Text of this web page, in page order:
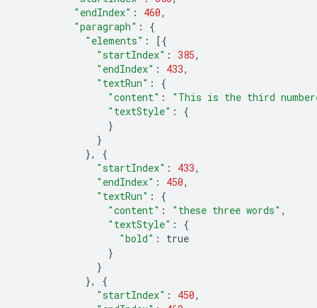
"endIndex" : 460,
"paragraph" :
{
"elements" :
[{
"startIndex" : 385,
"endIndex" : 433,
"textRun" :
{
"content" :
"This is the third
"textStyle" :
{
}
}
},
{
"startIndex" : 433,
"endIndex" : 450,
"textRun" :
{
"content" : "these three words" ,
"textStyle" :
{
"bold" :
true
}
}
},
{
"startIndex" : 450,